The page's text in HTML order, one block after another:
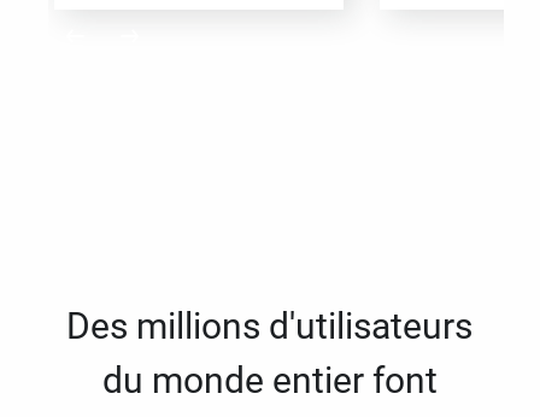
Des millions d'utilisateurs
du monde entier font